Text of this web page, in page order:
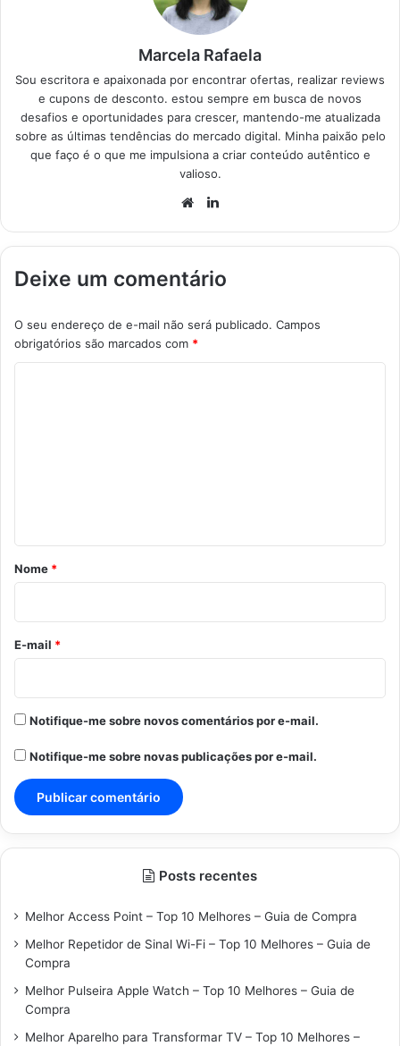
Marcela Rafaela
Sou escritora e apaixonada por encontrar ofertas, realizar reviews
e cupons de desconto. estou sempre em busca de novos
desafios e oportunidades para crescer, mantendo-me atualizada
sobre as últimas tendências do mercado digital. Minha paixão pelo
que faço é o que me impulsiona a criar conteúdo autêntico e
valioso.
Website
Deixe um comentário
O seu endereço de e-mail não será publicado. Campos
obrigatórios são marcados com *
r
o
*
Nome *
E-mail *
Notifique-me sobre novos comentários por e-mail.
Notifique-me sobre novas publicações por e-mail.
Posts recentes
Melhor Access Point – Top 10 Melhores – Guia de Compra
Melhor Repetidor de Sinal Wi-Fi – Top 10 Melhores – Guia de
Compra
Melhor Pulseira Apple Watch – Top 10 Melhores – Guia de
Compra
Melhor Aparelho para Transformar TV – Top 10 Melhores –